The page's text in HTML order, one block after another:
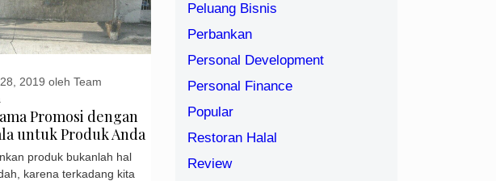
Promosi dengan
untuk Produk Anda
2019 oleh Team
produk bukanlah hal
karena terkadang kita
Peluang Bisnis
Perbankan
Personal Development
Personal Finance
Popular
Restoran Halal
Review